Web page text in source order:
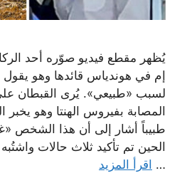
يُظهر مقطع فيديو صوّره أحد
إم في هوندياس قائدها وهو يقول
لسبب «طبيعي». يُرى القبطان
طبيباً أشار إلى أن هذا الشخص
الحين تم تأكيد ثلاث حالات
… اقرأ المزيد